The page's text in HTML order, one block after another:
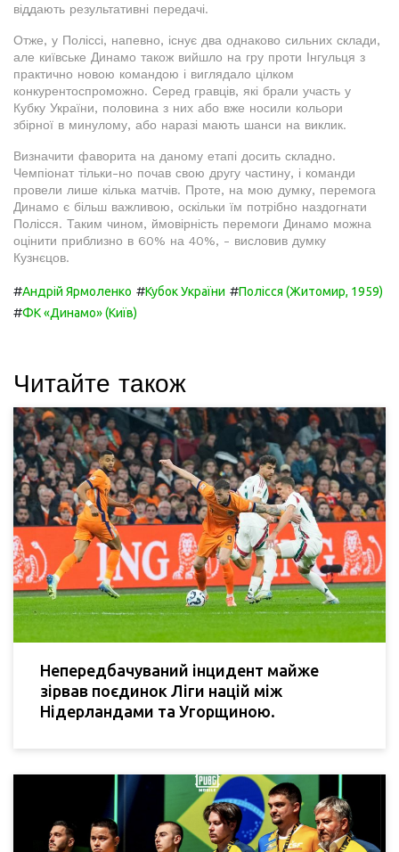
віддають результативні передачі.
Отже, у Поліссі, напевно, існує два однаково сильних склади,
але київське Динамо також вийшло на гру проти Інгульця з
практично новою командою і виглядало цілком
конкурентоспроможно. Серед гравців, які брали участь у
Кубку України, половина з них або вже носили кольори
збірної в минулому, або наразі мають шанси на виклик.
Визначити фаворита на даному етапі досить складно.
Чемпіонат тільки-но почав свою другу частину, і команди
провели лише кілька матчів. Проте, на мою думку, перемога
Динамо є більш важливою, оскільки їм потрібно наздогнати
Полісся. Таким чином, ймовірність перемоги Динамо можна
оцінити приблизно в 60% на 40%, - висловив думку
Кузнєцов.
#Андрій Ярмоленко #Кубок України #Полісся (Житомир, 1959)
#ФК «Динамо» (Київ)
Читайте також
Непередбачуваний інцидент майже
зірвав поєдинок Ліги націй між
Нідерландами та Угорщиною.